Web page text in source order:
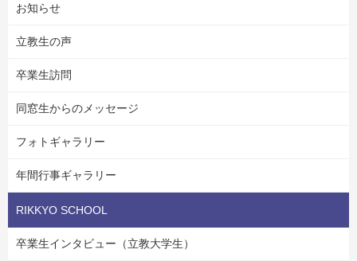
お知らせ
立教生の声
卒業生訪問
同窓生からのメッセージ
フォトギャラリー
年間行事ギャラリー
RIKKYO SCHOOL
卒業生インタビュー（立教大学生）